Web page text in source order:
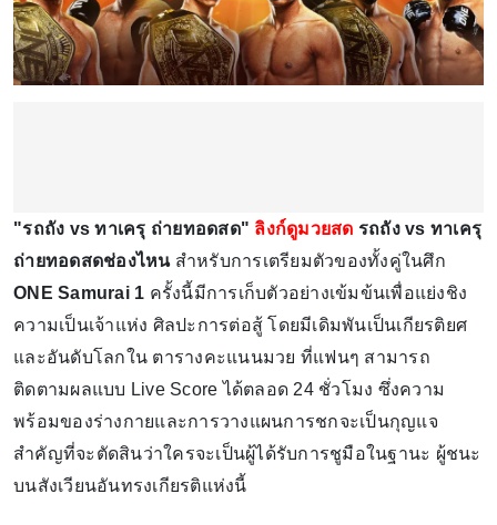
"รถถัง vs ทาเครุ ถ่ายทอดสด" ลิงก์ดูมวยสด รถถัง vs ทาเครุ
ถ่ายทอดสดช่องไหน สำหรับการเตรียมตัวของทั้งคู่ในศึก
ONE Samurai 1 ครั้งนี้มีการเก็บตัวอย่างเข้มข้นเพื่อแย่งชิง
ความเป็นเจ้าแห่ง ศิลปะการต่อสู้ โดยมีเดิมพันเป็นเกียรติยศ
และอันดับโลกใน ตารางคะแนนมวย ที่แฟนๆ สามารถ
ติดตามผลแบบ Live Score ได้ตลอด 24 ชั่วโมง ซึ่งความ
พร้อมของร่างกายและการวางแผนการชกจะเป็นกุญแจ
สำคัญที่จะตัดสินว่าใครจะเป็นผู้ได้รับการชูมือในฐานะ ผู้ชนะ
บนสังเวียนอันทรงเกียรติแห่งนี้